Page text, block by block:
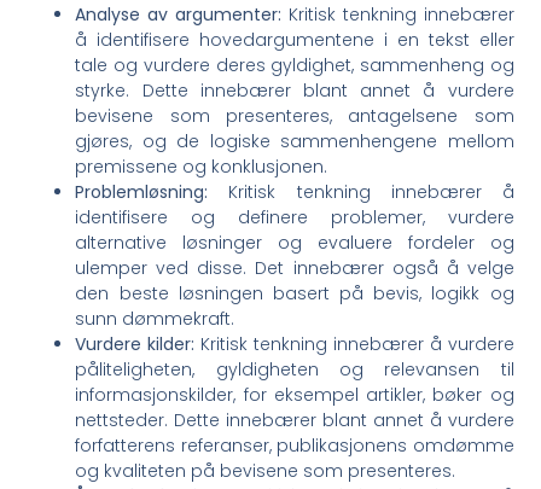
Analyse av argumenter: Kritisk tenkning innebærer
å identifisere hovedargumentene i en tekst eller
tale og vurdere deres gyldighet, sammenheng og
styrke. Dette innebærer blant annet å vurdere
bevisene som presenteres, antagelsene som
gjøres, og de logiske sammenhengene mellom
premissene og konklusjonen.
Problemløsning: Kritisk tenkning innebærer å
identifisere og definere problemer, vurdere
alternative løsninger og evaluere fordeler og
ulemper ved disse. Det innebærer også å velge
den beste løsningen basert på bevis, logikk og
sunn dømmekraft.
Vurdere kilder: Kritisk tenkning innebærer å vurdere
påliteligheten, gyldigheten og relevansen til
informasjonskilder, for eksempel artikler, bøker og
nettsteder. Dette innebærer blant annet å vurdere
forfatterens referanser, publikasjonens omdømme
og kvaliteten på bevisene som presenteres.